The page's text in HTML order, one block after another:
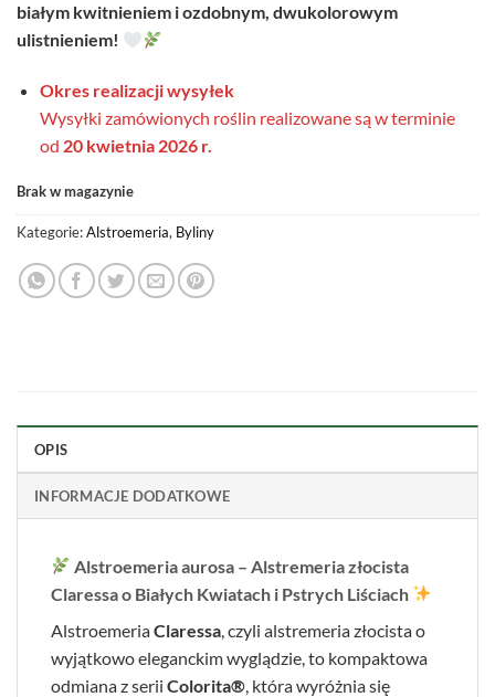
białym kwitnieniem i ozdobnym, dwukolorowym
ulistnieniem!
Okres realizacji wysyłek
Wysyłki zamówionych roślin realizowane są w terminie
od 20 kwietnia 2026 r.
Brak w magazynie
Kategorie:Alstroemeria, Byliny
OPIS
INFORMACJE DODATKOWE
Alstroemeria aurosa – Alstremeria złocista
Claressa o Białych Kwiatach i Pstrych Liściach
AlstroemeriaClaressa , czyli alstremeria złocista o
wyjątkowo eleganckim wyglądzie, to kompaktowa
odmiana z serii Colorita® , która wyróżnia się